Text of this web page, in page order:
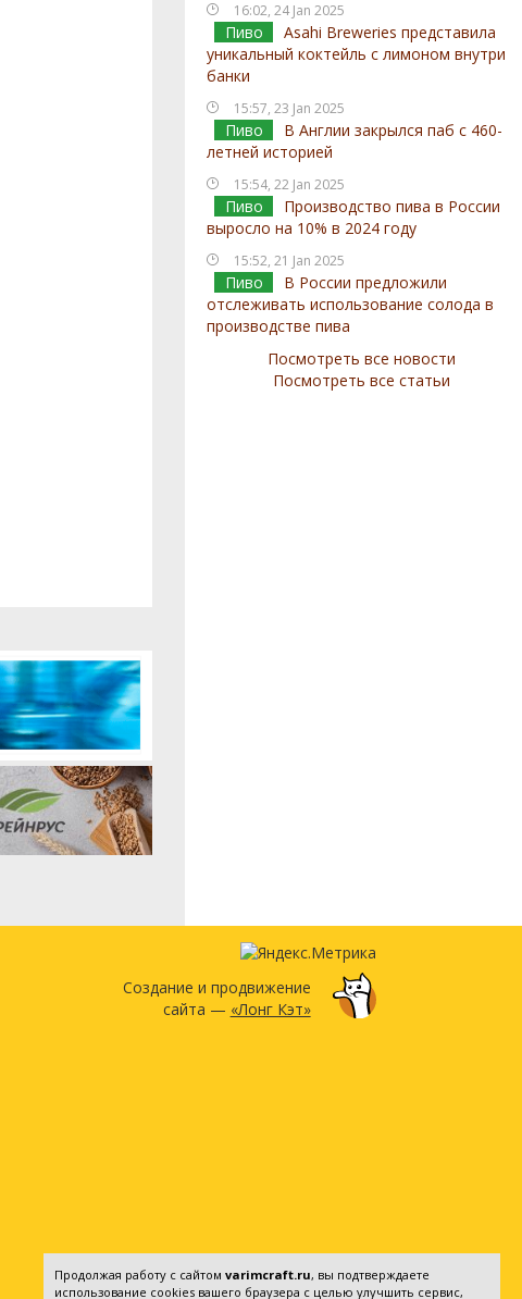
16:02, 24 Jan 2025
Пиво
Asahi Breweries представила
уникальный коктейль с лимоном внутри
банки
15:57, 23 Jan 2025
Пиво
В Англии закрылся паб с 460-
летней историей
15:54, 22 Jan 2025
Пиво
Производство пива в России
выросло на 10% в 2024 году
15:52, 21 Jan 2025
Пиво
В России предложили
отслеживать использование солода в
производстве пива
Посмотреть все новости
Посмотреть все статьи
Создание и продвижение
сайта — «Лонг Кэт»
Продолжая работу с сайтом varimcraft.ru, вы подтверждаете
использование cookies вашего браузера с целью улучшить сервис,